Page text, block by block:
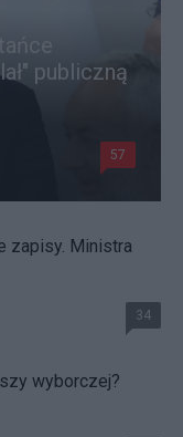
publiczną
57
zapisy. Ministra
34
wyborczej?